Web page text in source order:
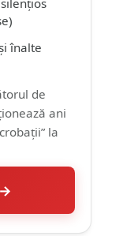
înalte
de
ani
la